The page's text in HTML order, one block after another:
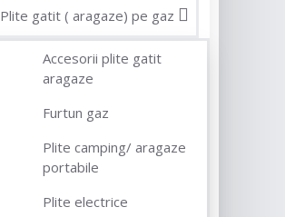
Plite gatit ( aragaze) pe gaz
Accesorii plite gatit
aragaze
Furtun gaz
Plite camping/ aragaze
portabile
Plite electrice